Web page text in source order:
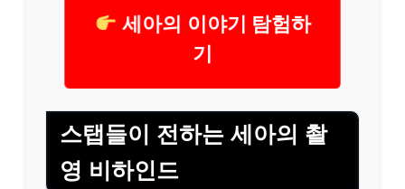
세아의 이야기 탐험하
기
스탭들이 전하는 세아의 촬
영 비하인드